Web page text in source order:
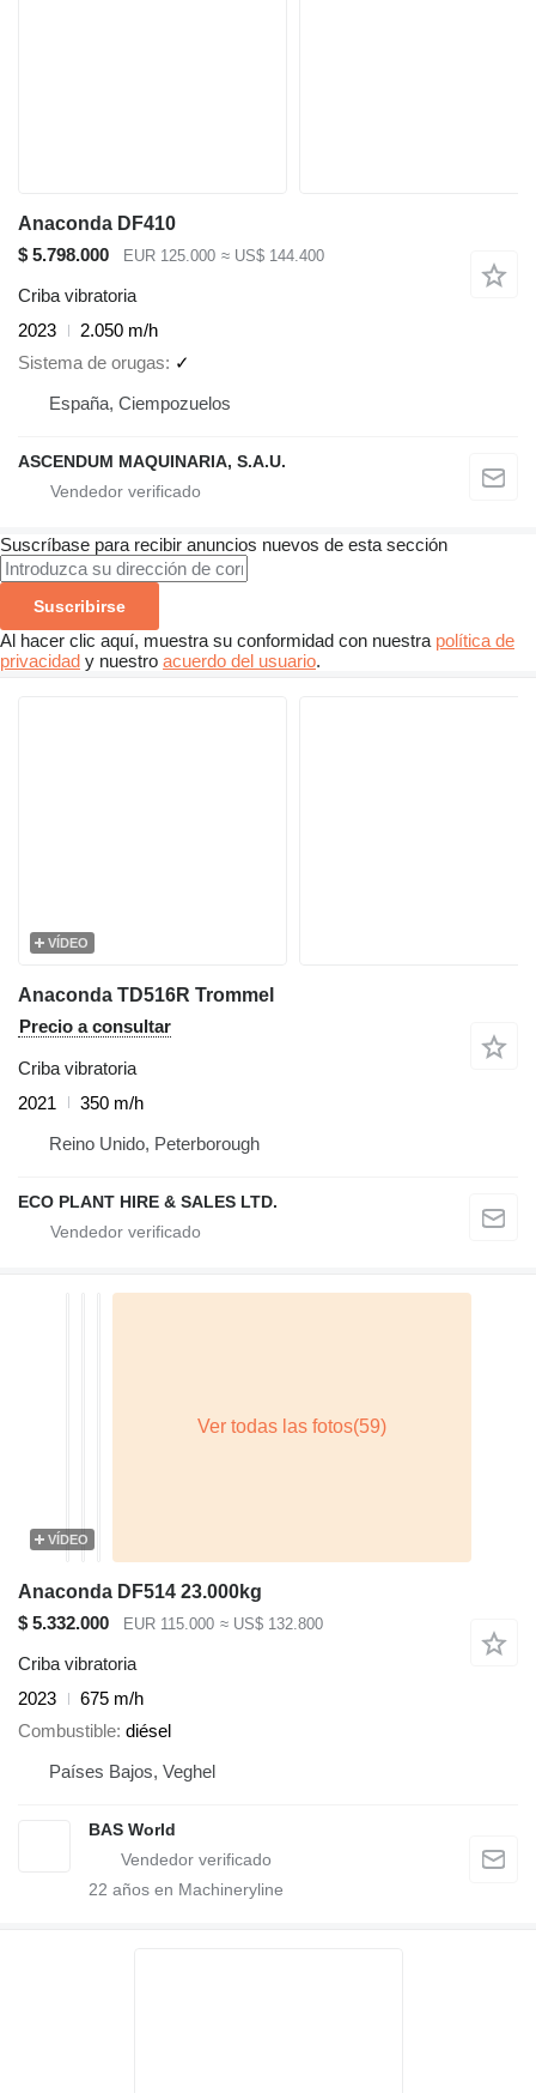
Anaconda DF410
$ 5.798.000
EUR 125.000 ≈ US$ 144.400
Criba vibratoria
2023
2.050 m/h
Sistema de orugas
✓
España, Ciempozuelos
ASCENDUM MAQUINARIA, S.A.U.
Suscríbase para recibir anuncios nuevos de esta sección
Suscribirse
Al hacer clic aquí, muestra su conformidad con nuestra política de
privacidad y nuestro acuerdo del usuario.
VÍDEO
Anaconda TD516R Trommel
Precio a consultar
Criba vibratoria
2021
350 m/h
Reino Unido, Peterborough
ECO PLANT HIRE & SALES LTD.
VÍDEO
Anaconda DF514 23.000kg
$ 5.332.000
EUR 115.000 ≈ US$ 132.800
Criba vibratoria
2023
675 m/h
Combustible diésel
Países Bajos, Veghel
BAS World
22 años en Machineryline